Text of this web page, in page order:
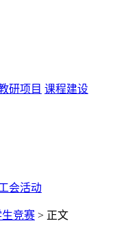
研项目 课程建设
会活动
生竞赛 > 正文